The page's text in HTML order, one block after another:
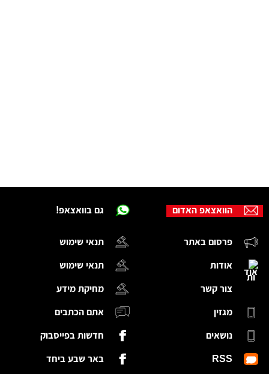
גם בוואצאפ!
תנאי שימוש
תנאי שימוש
מחיקת מידע
אתם הכתבים
חדשות בפייסבוק
באר שבע ביחד
הוואצאפ האדום
פרסום באתר
אודות
צור קשר
מגזין
נושאים
RSS